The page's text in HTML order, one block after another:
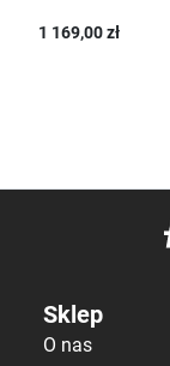
1 169,00 zł
Sklep
O nas